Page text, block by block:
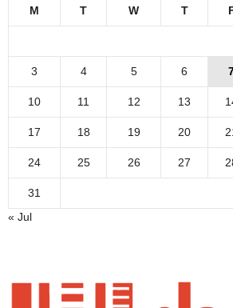
M T W T
3 4 5 6
10 11 12 13
17 18 19 20
24 25 26 27
31
« Jul